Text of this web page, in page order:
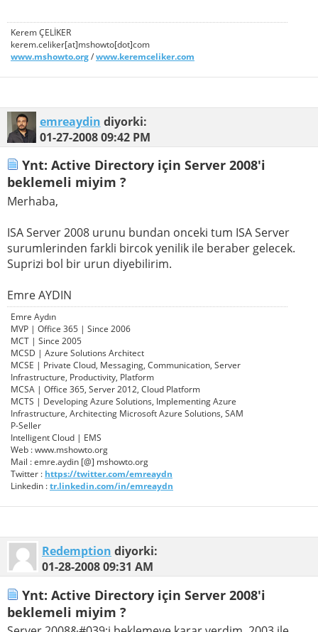
Kerem ÇELİKER
kerem.celiker[at]mshowto[dot]com
www.mshowto.org/www.keremceliker.com
emreaydin diyorki:
01-27-200809:42 PM
Ynt: Active Directory için Server 2008'i
beklemeli miyim ?
Merhaba,
ISA Server 2008 urunu bundan onceki tum ISA Server
surumlerinden farkli bircok yenilik ile beraber gelecek.
Suprizi bol bir urun diyebilirim.
Emre AYDIN
Emre Aydın
MVP | Office 365 | Since 2006
MCT | Since 2005
MCSD | Azure Solutions Architect
MCSE | Private Cloud, Messaging, Communication, Server
Infrastructure, Productivity, Platform
MCSA | Office 365, Server 2012, Cloud Platform
MCTS | Developing Azure Solutions, Implementing Azure
Infrastructure, Architecting Microsoft Azure Solutions, SAM
P-Seller
Intelligent Cloud | EMS
Web : www.mshowto.org
Mail : emre.aydin [@] mshowto.org
Twitter : https://twitter.com/emreaydn
Linkedin :tr.linkedin.com/in/emreaydn
Redemption diyorki:
01-28-200809:31 AM
Ynt: Active Directory için Server 2008'i
beklemeli miyim ?